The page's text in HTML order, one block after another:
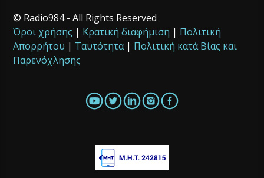
© Radio984 - All Rights Reserved
Όροι χρήσης | Κρατική διαφήμιση | Πολιτική
Απορρήτου | Ταυτότητα| Πολιτική κατά Βίας και
Παρενόχλησης